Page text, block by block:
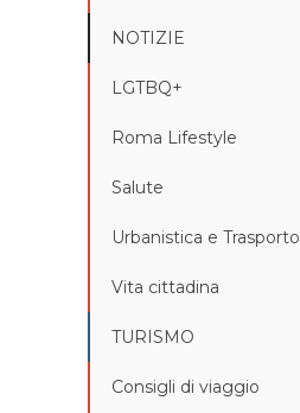
NOTIZIE
LGTBQ+
Roma Lifestyle
Salute
Urbanistica e Trasporto
Vita cittadina
TURISMO
Consigli di viaggio